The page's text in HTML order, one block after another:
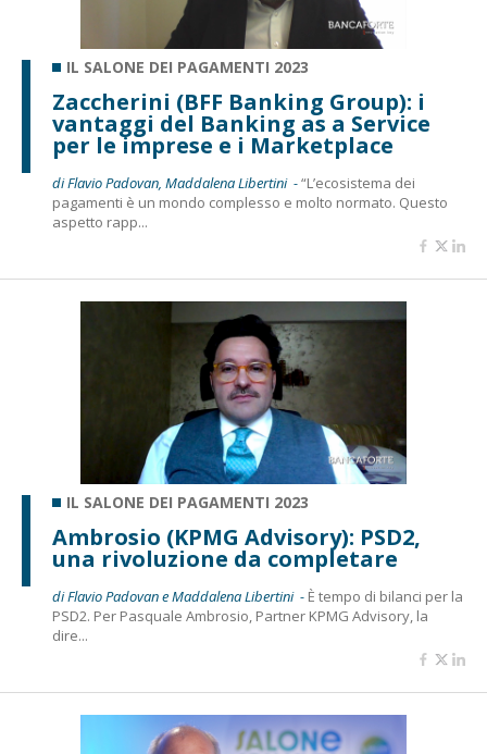
IL SALONE DEI PAGAMENTI 2023
Zaccherini (BFF Banking Group): i
vantaggi del Banking as a Service
per le imprese e i Marketplace
di Flavio Padovan, Maddalena Libertini -“L’ecosistema dei
pagamenti è un mondo complesso e molto normato. Questo
aspetto rapp...
IL SALONE DEI PAGAMENTI 2023
Ambrosio (KPMG Advisory): PSD2,
una rivoluzione da completare
di Flavio Padovan e Maddalena Libertini - È tempo di bilanci per la
PSD2. Per Pasquale Ambrosio, Partner KPMG Advisory, la
dire...